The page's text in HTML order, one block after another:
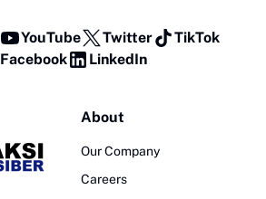
YouTube Twitter
TikTok
Facebook
LinkedIn
About
Our Company
Careers